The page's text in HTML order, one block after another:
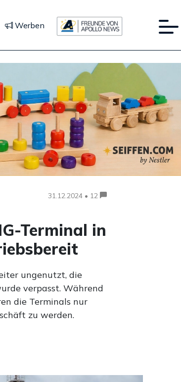
Werben
31.12.2024 • 12
Terminal in
ungenutzt, die
verpasst. Während
die Terminals nur
zu werden.